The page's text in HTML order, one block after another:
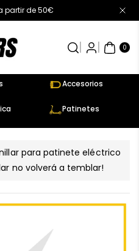
partir de 50€
0
AR
TÍC
UL
Accesorios
Patinetes
para patinete eléctrico
no volverá a temblar!